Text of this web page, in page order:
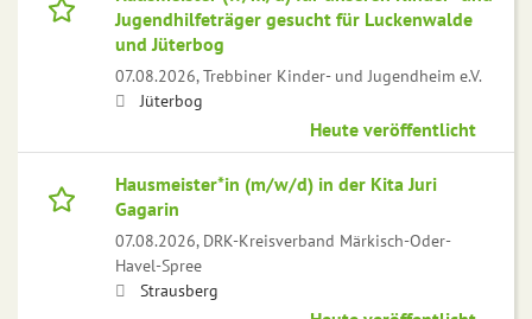
Jugendhilfeträger gesucht für Luckenwalde
und Jüterbog
07.08.2026,Trebbiner Kinder- und Jugendheim e.V.
Jüterbog
Heute veröffentlicht
Hausmeister*in (m/w/d) in der Kita Juri
Gagarin
07.08.2026, DRK-Kreisverband Märkisch-Oder-
Havel-Spree
Strausberg